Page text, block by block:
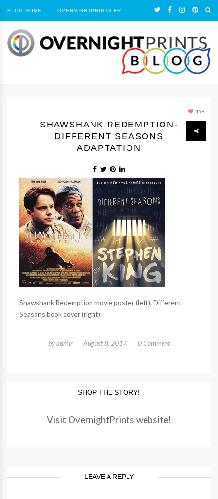
BLOG HOME OVERNIGHTPRINTS.FR
159
SHAWSHANK REDEMPTION-
DIFFERENT SEASONS
ADAPTATION
Shawshank Redemption movie poster (left), Different
Seasons book cover (right)
byadmin August 8, 2017 0 Comment
SHOP THE STORY!
Visit OvernightPrints website!
LEAVE A REPLY